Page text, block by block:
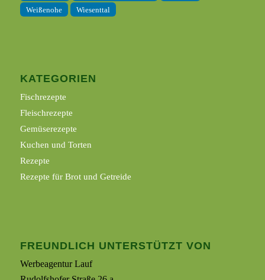
Weißenohe
Wiesenttal
KATEGORIEN
Fischrezepte
Fleischrezepte
Gemüserezepte
Kuchen und Torten
Rezepte
Rezepte für Brot und Getreide
FREUNDLICH UNTERSTÜTZT VON
Werbeagentur Lauf